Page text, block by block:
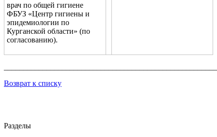
врач по общей гигиене
ФБУЗ «Центр гигиены и
эпидемиологии по
Курганской области» (по
согласованию).
Возврат к списку
Разделы